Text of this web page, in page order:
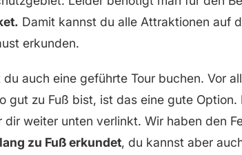
Damit kannst du alle Attraktionen auf
erkunden.
auch eine geführte Tour buchen. Vor
gut zu Fuß bist, ist das eine gute Option.
dir weiter unten verlinkt. Wir haben den
zu Fuß erkundet, du kannst aber